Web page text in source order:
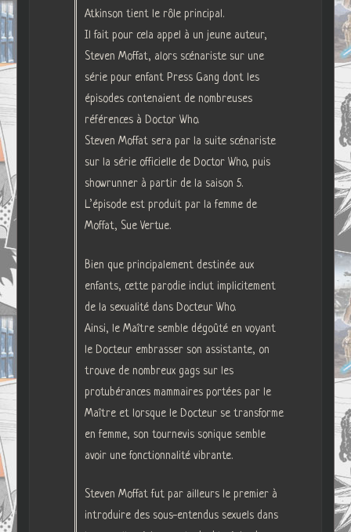
Atkinson tient le rôle principal.
Il fait pour cela appel à un jeune auteur,
Steven Moffat, alors scénariste sur une
série pour enfant Press Gang dont les
épisodes contenaient de nombreuses
références à Doctor Who.
Steven Moffat sera par la suite scénariste
sur la série officielle de Doctor Who, puis
showrunner à partir de la saison 5.
L’épisode est produit par la femme de
Moffat, Sue Vertue.
Bien que principalement destinée aux
enfants, cette parodie inclut implicitement
de la sexualité dans Docteur Who.
Ainsi, le Maître semble dégoûté en voyant
le Docteur embrasser son assistante, on
trouve de nombreux gags sur les
protubérances mammaires portées par le
Maître et lorsque le Docteur se transforme
en femme, son tournevis sonique semble
avoir une fonctionnalité vibrante.
Steven Moffat fut par ailleurs le premier à
introduire des sous-entendus sexuels dans